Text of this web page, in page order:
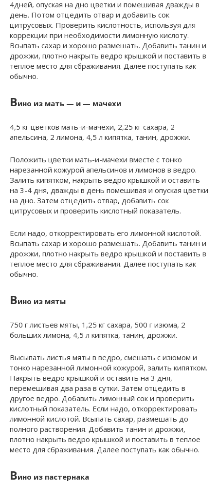
4дней, опуская на дно цветки и помешивая дважды в
день. Потом отцедить отвар и добавить сок
цитрусовых. Проверить кислотность, используя для
коррекции при необходимости лимонную кислоту.
Всыпать сахар и хорошо размешать. Добавить танин и
дрожжи, плотно накрыть ведро крышкой и поставить в
теплое место для сбраживания. Далее поступать как
обычно.
Вино из мать — и — мачехи
4,5 кг цветков мать-и-мачехи, 2,25 кг сахара, 2
апельсина, 2 лимона, 4,5 л кипятка, танин, дрожжи.
Положить цветки мать-и-мачехи вместе с тонко
нарезанной кожурой апельсинов и лимонов в ведро.
Залить кипятком, накрыть ведро крышкой и оставить
на 3-4 дня, дважды в день помешивая и опуская цветки
на дно. Затем отцедить отвар, добавить сок
цитрусовых и проверить кислотный показатель.
Если надо, откорректировать его лимонной кислотой.
Всыпать сахар и хорошо размешать. Добавить танин и
дрожжи, плотно накрыть ведро крышкой и поставить в
теплое место для сбраживания. Далее поступать как
обычно.
Вино из мяты
750 г листьев мяты, 1,25 кг сахара, 500 г изюма, 2
больших лимона, 4,5 л кипятка, танин, дрожжи.
Высыпать листья мяты в ведро, смешать с изюмом и
тонко нарезанной лимонной кожурой, залить кипятком.
Накрыть ведро крышкой и оставить на 3 дня,
перемешивая два раза в сутки. Затем отцедить в
другое ведро. Добавить лимонный сок и проверить
кислотный показатель. Если надо, откорректировать
лимонной кислотой. Всыпать сахар, размешать до
полного растворения. Добавить танин и дрожжи,
плотно накрыть ведро крышкой и поставить в теплое
место для сбраживания. Далее поступать как обычно.
Вино из пастернака